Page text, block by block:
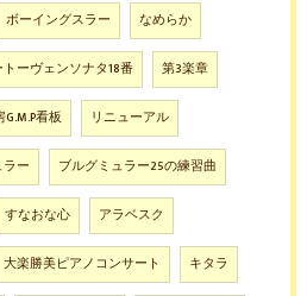
ボーイングスラー なめらか
ーヴェンソナタ18番 第3楽章
看板 リニューアル
ー ブルグミュラー25の練習曲
すなおな心 アラベスク
大楽勝美ピアノコンサート キタラ